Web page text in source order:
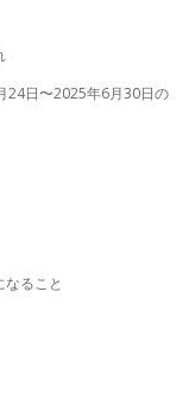
24日〜2025年6月30日の
ること